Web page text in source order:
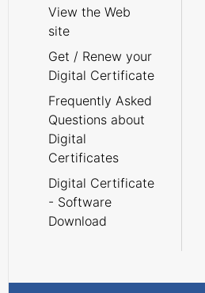
View the Web
site
Get / Renew your
Digital Certificate
Frequently Asked
Questions about
Digital
Certificates
Digital Certificate
- Software
Download